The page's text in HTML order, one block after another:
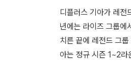
디플러스 기아가 레
년에는 라이즈 그룹에
치른 끝에 레전드 그
아는 정규 시즌 1~2